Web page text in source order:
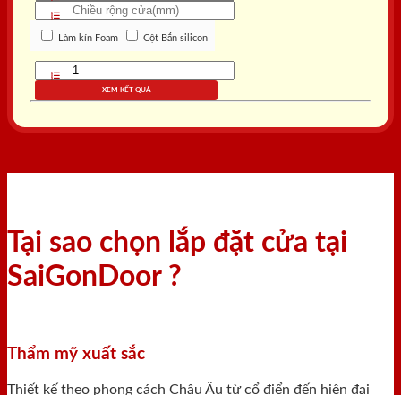
Làm kín Foam Cột Bắn silicon
XEM KẾT QUẢ
Tại sao chọn lắp đặt cửa tại
SaiGonDoor ?
Thẩm mỹ xuất sắc
Thiết kế theo phong cách Châu Âu từ cổ điển đến hiện đại